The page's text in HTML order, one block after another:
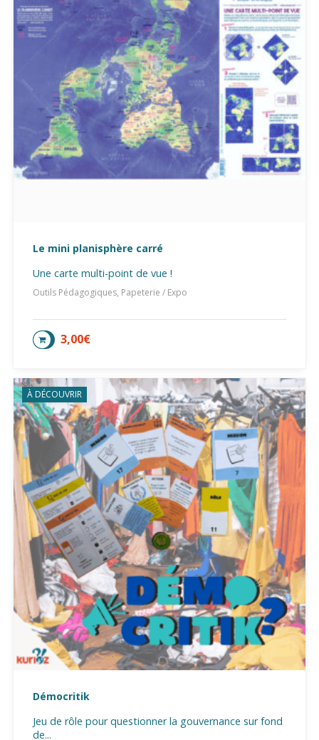
Le mini planisphère carré
Une carte multi-point de vue !
Outils Pédagogiques, Papeterie / Expo
3,00€
AJOUTER AU PANIER
À DÉCOUVRIR
Démocritik
Jeu de rôle pour questionner la gouvernance sur fond
de...